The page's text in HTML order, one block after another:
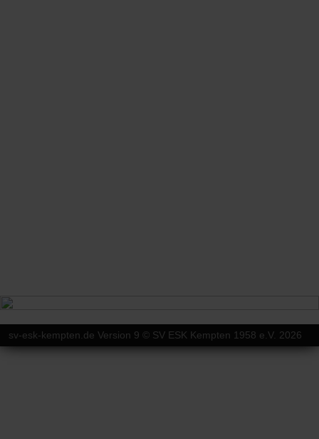
sv-esk-kempten.de Version 9 © SV ESK Kempten 1958 e.V. 2026